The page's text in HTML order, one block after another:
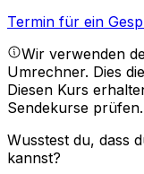
Termin für ein
Wir verwenden
Umrechner. Dies
Diesen Kurs
Sendekurse prüfen.
Wusstest du, dass
kannst?